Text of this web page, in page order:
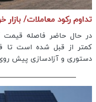
تداوم رکود معاملات/ بازار
در حال حاضر فاصله قیمت
کمتر از قبل شده است تا
دستوری و آزادسازی پیش